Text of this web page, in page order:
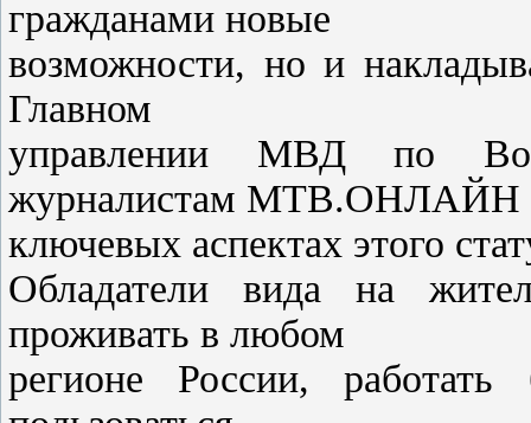
гражданами новые
возможности, но и
Главном
управлении МВД по
журналистам МТВ.ОНЛАЙН
ключевых аспектах этого
Обладатели вида на
проживать в любом
регионе России, работать